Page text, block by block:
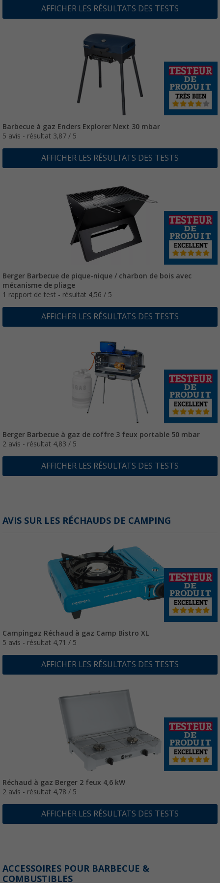
AFFICHER LES RÉSULTATS DES TESTS
Barbecue à gaz Enders Explorer Next 30 mbar
5 avis - résultat 3,87 / 5
AFFICHER LES RÉSULTATS DES TESTS
Berger Barbecue de pique-nique / charbon de bois avec
mécanisme de pliage
1 rapport de test - résultat 4,56 / 5
AFFICHER LES RÉSULTATS DES TESTS
Berger Barbecue à gaz de coffre 3 feux portable 50 mbar
2 avis - résultat 4,83 / 5
AFFICHER LES RÉSULTATS DES TESTS
AVIS SUR LES RÉCHAUDS DE CAMPING
Campingaz Réchaud à gaz Camp Bistro XL
5 avis - résultat 4,71 / 5
AFFICHER LES RÉSULTATS DES TESTS
Réchaud à gaz Berger 2 feux 4,6 kW
2 avis - résultat 4,78 / 5
AFFICHER LES RÉSULTATS DES TESTS
ACCESSOIRES POUR BARBECUE &
COMBUSTIBLES